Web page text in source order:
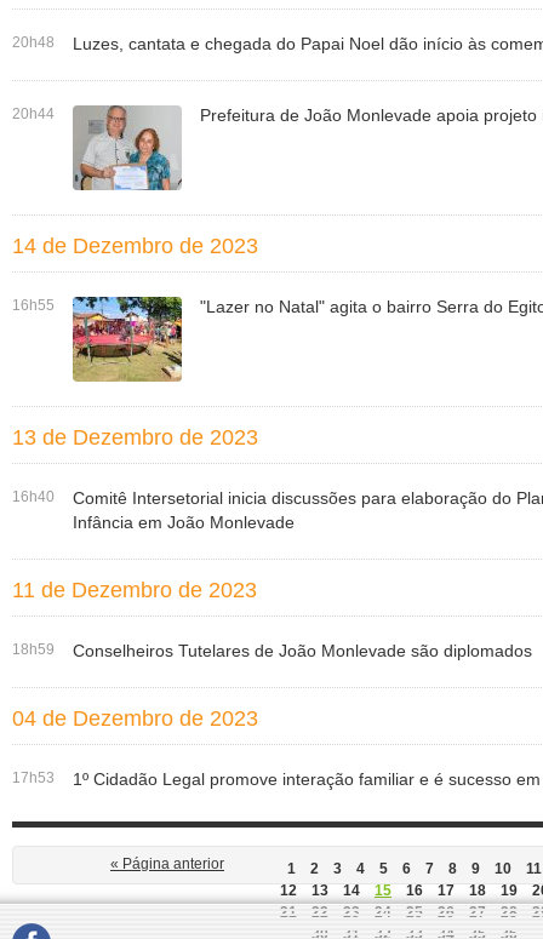
20h48 Luzes, cantata e chegada do Papai Noel dão início às
20h44 Prefeitura de João Monlevade apoia
14 de Dezembro de 2023
16h55 "Lazer no Natal" agita o bairro Serra do
13 de Dezembro de 2023
16h40
Comitê Intersetorial inicia discussões para elaboração do
Infância em João Monlevade
11 de Dezembro de 2023
18h59 Conselheiros Tutelares de João Monlevade são diplomados
04 de Dezembro de 2023
17h53 1º Cidadão Legal promove interação familiar e é sucesso
« Página anterior 1 2 3 4 5 6 7 8 9 10
11
12
13 14 15 16 17 18 19
21
22 23 24 25 26 27 28
30
31 32 33 34 35 36